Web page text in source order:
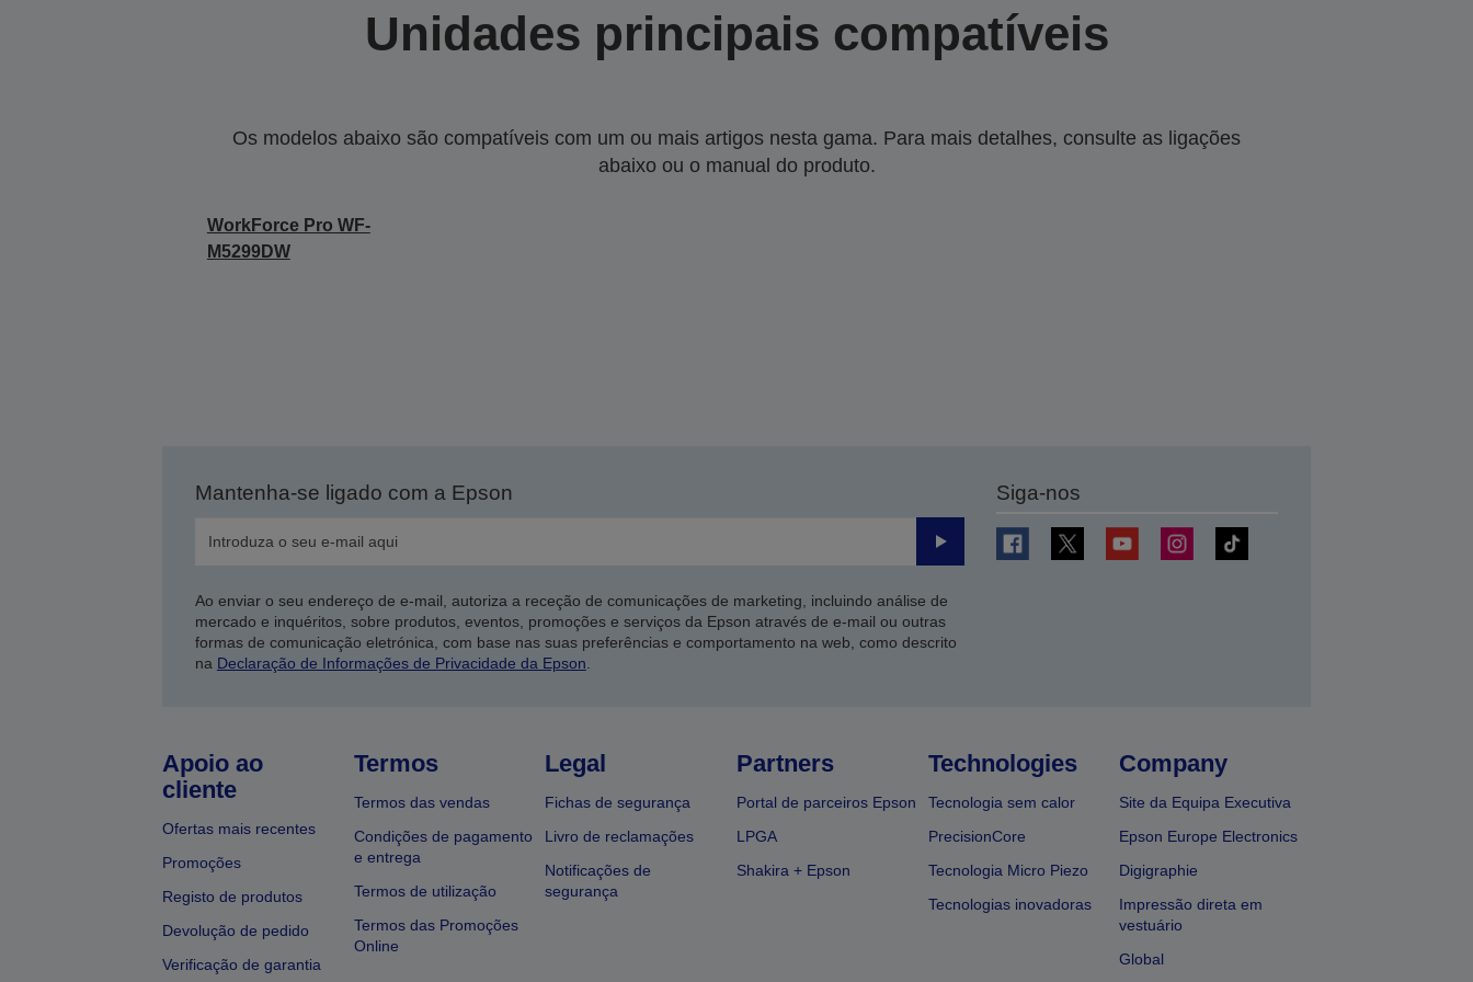
Unidades principais compatíveis
Os modelos abaixo são compatíveis com um ou mais artigos nesta gama. Para mais detalhes, consulte as ligações
abaixo ou o manual do produto.
WorkForce Pro WF-
M5299DW
Mantenha-se ligado com a Epson
Enviar
Ao enviar o seu endereço de e-mail, autoriza a receção de comunicações de marketing, incluindo análise de
mercado e inquéritos, sobre produtos, eventos, promoções e serviços da Epson através de e-mail ou outras
formas de comunicação eletrónica, com base nas suas preferências e comportamento na web, como descrito
na Declaração de Informações de Privacidade da Epson
Siga-nos
Apoio ao
cliente
Ofertas mais recentes
Promoções
Registo de produtos
Devolução de pedido
Verificação de garantia
Termos
Termos das vendas
Condições de pagamento
e entrega
Termos de utilização
Termos das Promoções
Online
Legal
Fichas de segurança
Livro de reclamações
Notificações de
segurança
Partners
Portal de parceiros Epson
LPGA
Shakira + Epson
Technologies
Tecnologia sem calor
PrecisionCore
Tecnologia Micro Piezo
Tecnologias inovadoras
Company
Site da Equipa Executiva
Epson Europe Electronics
Digigraphie
Impressão direta em
vestuário
Global